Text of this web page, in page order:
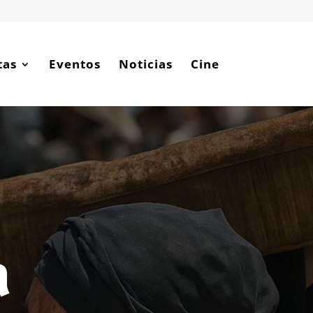
Eventos Noticias Cine